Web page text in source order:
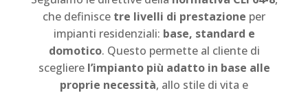
che definisce tre livelli di prestazione per
impianti residenziali: base, standard e
domotico. Questo permette al cliente di
scegliere l’impianto più adatto in base alle
proprie necessità, allo stile di vita e